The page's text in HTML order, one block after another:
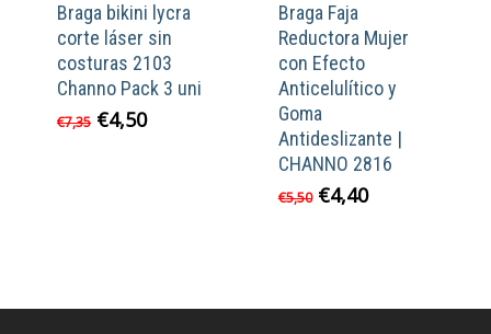
Braga bikini lycra
corte láser sin
costuras 2103
Channo Pack 3 uni
€7,35 El
€4,50El
Braga Faja
Reductora Mujer
con Efecto
Anticelulítico y
Goma
Antideslizante |
CHANNO 2816
€5,50 El
€4,40El